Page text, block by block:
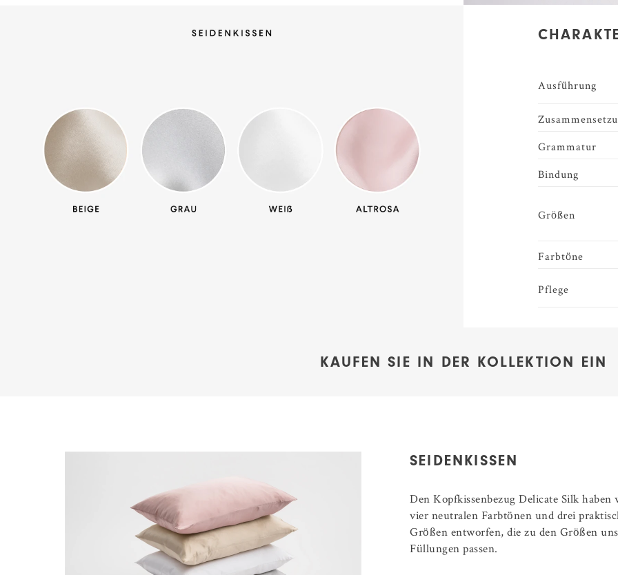
Ausführung
Grammatur
Bindung
Größen
Farbtöne
Pflege
KAUFEN SIE IN DER KOLLEKTION EIN
SEIDENKISSEN
Den Kopfkissenbezug Delicate Silk
vier neutralen Farbtönen und drei
Größen entworfen, die zu den Größen
Füllungen passen.